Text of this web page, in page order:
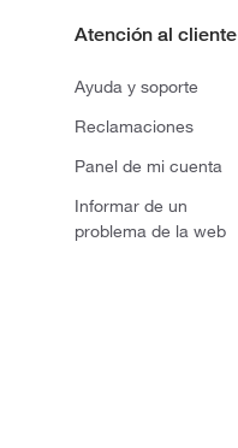
Atención al cliente
Ayuda y soporte
Reclamaciones
Panel de mi cuenta
Informar de un
problema de la web